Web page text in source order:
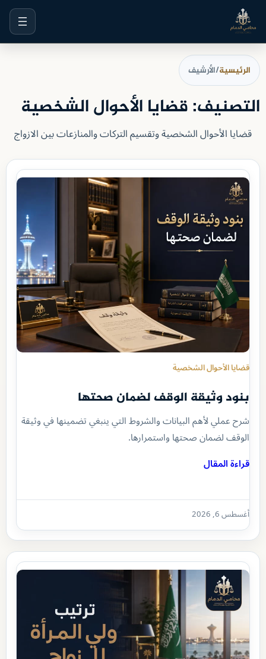
تخطى
إلى
المحتوى
الرئيسية/الأرشيف
التصنيف:قضايا الأحوال الشخصية
قضايا الأحوال الشخصية وتقسيم التركات والمنازعات بين الازواج
قضايا الأحوال الشخصية
بنود وثيقة الوقف لضمان صحتها
شرح عملي لأهم البيانات والشروط التي ينبغي تضمينها في وثيقة
الوقف لضمان صحتها واستمرارها.
قراءة المقال
أغسطس 6, 2026